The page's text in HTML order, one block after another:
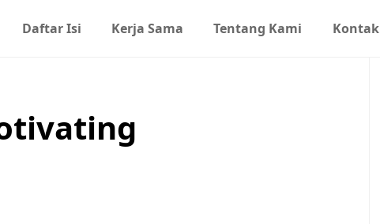
Daftar Isi Kerja Sama Tentang Kami Kontak